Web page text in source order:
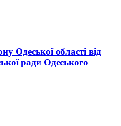
Одеської області від
ради Одеського